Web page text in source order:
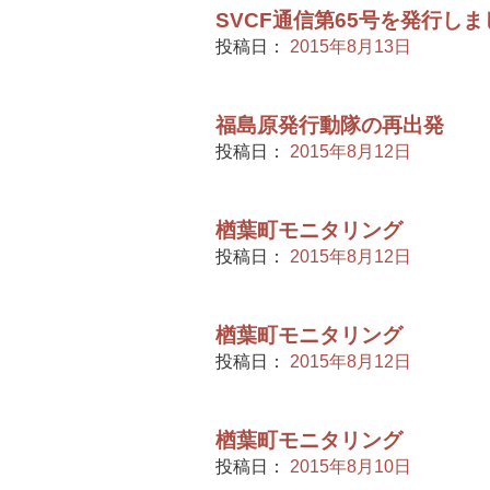
SVCF通信第65号を発行しま
投稿日： 2015年8月13日
福島原発行動隊の再出発
投稿日： 2015年8月12日
楢葉町モニタリング
投稿日： 2015年8月12日
楢葉町モニタリング
投稿日： 2015年8月12日
楢葉町モニタリング
投稿日： 2015年8月10日